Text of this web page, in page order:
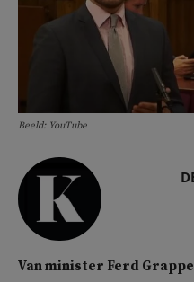
Beeld: YouTube
Van minister Ferd